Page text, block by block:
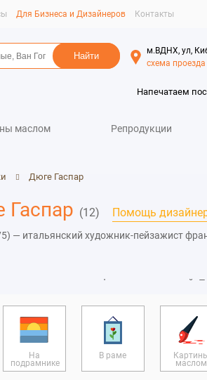
Для Бизнеса и Дизайнеров Контакты
м.ВДНХ, ул,
схема проезда
Напечатаем
маслом Репродукции
Дюге Гаспар
Гаспар (12) Помощь
— итальянский художник-пейзажист
с изготовления фресок для церквей.
пейзажами, на фоне которых иногда
с различными материалами: гуашью,
Дюге с Пуссеном, однако первый
влиянию погоды или времени
На
подрамнике
В раме
маслом